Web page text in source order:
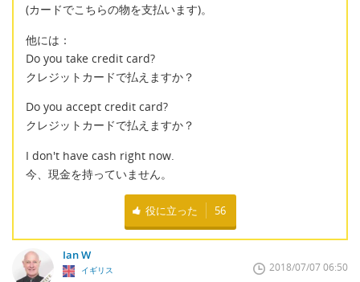
(カードでこちらの物を支払います)。
他には：
Do you take credit card?
クレジットカードで払えますか？
Do you accept credit card?
クレジットカードで払えますか？
I don't have cash right now.
今、現金を持っていません。
役に立った 56
Ian W
イギリス 2018/07/07 06:50